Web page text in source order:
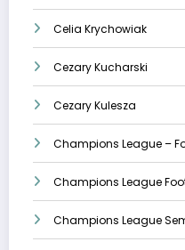
Celia Krychowiak
Cezary Kucharski
Cezary Kulesza
Champions League –
Champions League
Champions League